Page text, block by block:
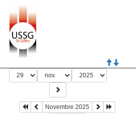
Novembre 2025